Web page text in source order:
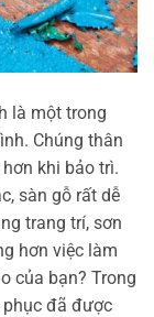
là một trong
Chúng thân
khi bảo trì.
sàn gỗ rất dễ
trang trí, sơn
hơn việc làm
của bạn? Trong
phục đã được